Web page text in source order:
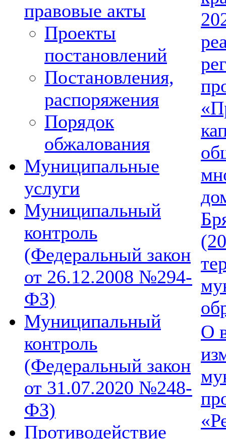
правовые акты
Проекты
постановлений
Постановления,
распоряжения
Порядок
обжалования
Муниципальные
услуги
Муниципальный
контроль
(Федеральный закон
от 26.12.2008 №294-
ФЗ)
Муниципальный
контроль
(Федеральный закон
от 31.07.2020 №248-
ФЗ)
Противодействие
О